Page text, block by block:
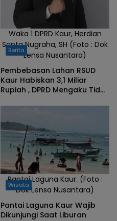
Nusantara)
Waka 1 DPRD Kaur, Herdian
Sapta Nugraha, SH (Foto : Dok
Lensa Nusantara)
Berita
Pembebasan Lahan RSUD
Kaur Habiskan 3,1 Miliar
Rupiah , DPRD Mengaku Tidak
Pantai Laguna Kaur. (Foto :
Dok Lensa Nusantara)
Wisata
Pantai Laguna Kaur Wajib
Dikunjungi Saat Liburan